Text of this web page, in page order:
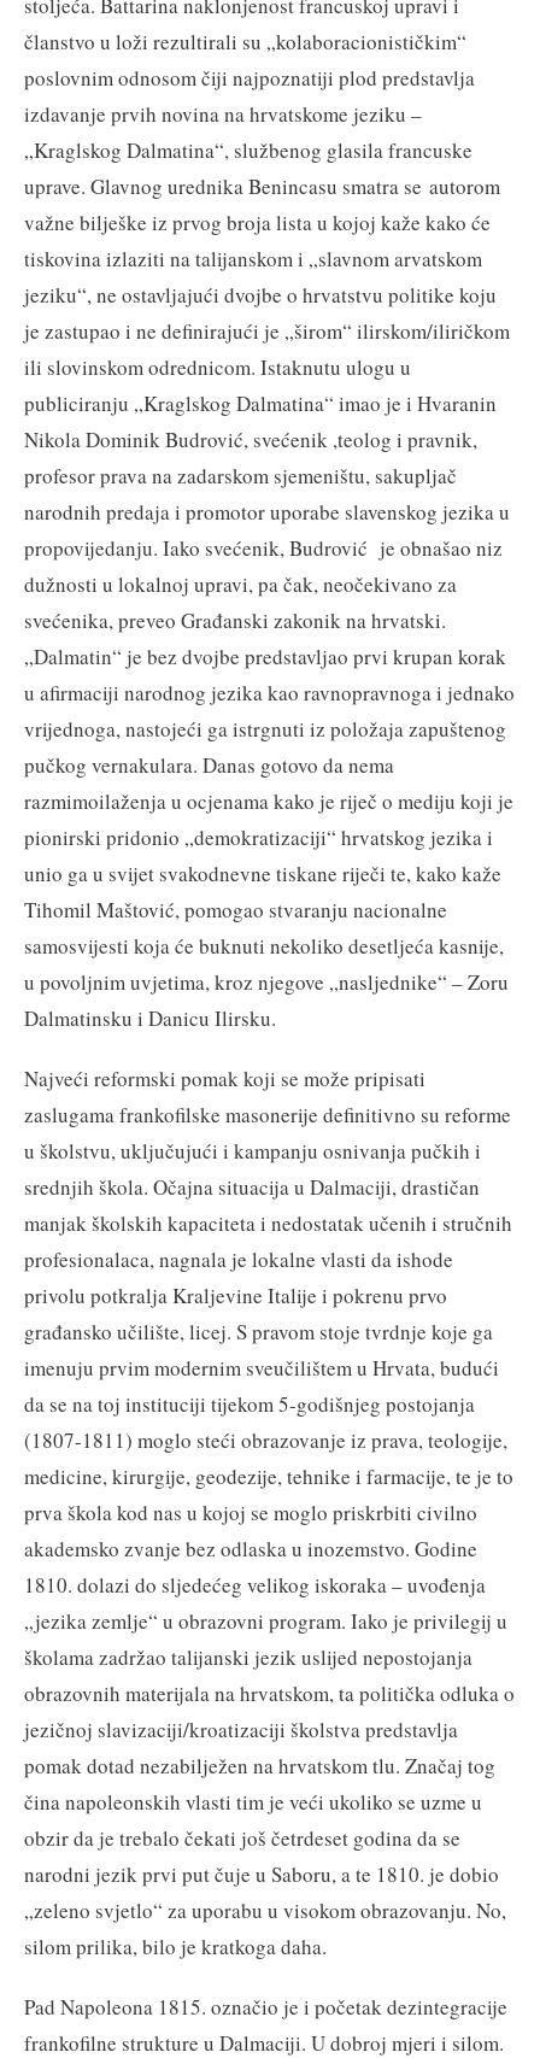
članstvo u loži rezultirali su „kolaboracionističkim“
poslovnim odnosom čiji najpoznatiji plod predstavlja
izdavanje prvih novina na hrvatskome jeziku –
„Kraglskog Dalmatina“, službenog glasila francuske
uprave. Glavnog urednika Benincasu smatra se autorom
važne bilješke iz prvog broja lista u kojoj kaže kako će
tiskovina izlaziti na talijanskom i „slavnom arvatskom
jeziku“, ne ostavljajući dvojbe o hrvatstvu politike koju
je zastupao i ne definirajući je „širom“ ilirskom/iliričkom
ili slovinskom odrednicom. Istaknutu ulogu u
publiciranju „Kraglskog Dalmatina“ imao je i Hvaranin
Nikola Dominik Budrović, svećenik ,teolog i pravnik,
profesor prava na zadarskom sjemeništu, sakupljač
narodnih predaja i promotor uporabe slavenskog jezika u
propovijedanju. Iako svećenik, Budrović je obnašao niz
dužnosti u lokalnoj upravi, pa čak, neočekivano za
svećenika, preveo Građanski zakonik na hrvatski.
„Dalmatin“ je bez dvojbe predstavljao prvi krupan korak
u afirmaciji narodnog jezika kao ravnopravnoga i jednako
vrijednoga, nastojeći ga istrgnuti iz položaja zapuštenog
pučkog vernakulara. Danas gotovo da nema
razmimoilaženja u ocjenama kako je riječ o mediju koji je
pionirski pridonio „demokratizaciji“ hrvatskog jezika i
unio ga u svijet svakodnevne tiskane riječi te, kako kaže
Tihomil Maštović, pomogao stvaranju nacionalne
samosvijesti koja će buknuti nekoliko desetljeća kasnije,
u povoljnim uvjetima, kroz njegove „nasljednike“ – Zoru
Dalmatinsku i Danicu Ilirsku.
Najveći reformski pomak koji se može pripisati
zaslugama frankofilske masonerije definitivno su reforme
u školstvu, uključujući i kampanju osnivanja pučkih i
srednjih škola. Očajna situacija u Dalmaciji, drastičan
manjak školskih kapaciteta i nedostatak učenih i stručnih
profesionalaca, nagnala je lokalne vlasti da ishode
privolu potkralja Kraljevine Italije i pokrenu prvo
građansko učilište, licej. S pravom stoje tvrdnje koje ga
imenuju prvim modernim sveučilištem u Hrvata, budući
da se na toj instituciji tijekom 5-godišnjeg postojanja
(1807-1811) moglo steći obrazovanje iz prava, teologije,
medicine, kirurgije, geodezije, tehnike i farmacije, te je to
prva škola kod nas u kojoj se moglo priskrbiti civilno
akademsko zvanje bez odlaska u inozemstvo. Godine
1810. dolazi do sljedećeg velikog iskoraka – uvođenja
„jezika zemlje“ u obrazovni program. Iako je privilegij u
školama zadržao talijanski jezik uslijed nepostojanja
obrazovnih materijala na hrvatskom, ta politička odluka o
jezičnoj slavizaciji/kroatizaciji školstva predstavlja
pomak dotad nezabilježen na hrvatskom tlu. Značaj tog
čina napoleonskih vlasti tim je veći ukoliko se uzme u
obzir da je trebalo čekati još četrdeset godina da se
narodni jezik prvi put čuje u Saboru, a te 1810. je dobio
„zeleno svjetlo“ za uporabu u visokom obrazovanju. No,
silom prilika, bilo je kratkoga daha.
Pad Napoleona 1815. označio je i početak dezintegracije
frankofilne strukture u Dalmaciji. U dobroj mjeri i silom.